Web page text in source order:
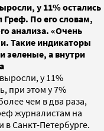
у 11% остались
По его словам,
анализа. «Очень
Такие индикаторы
зеленые, а внутри
у 11%
при этом у 7%
чем в два раза,
журналистам на
Санкт-Петербурге.